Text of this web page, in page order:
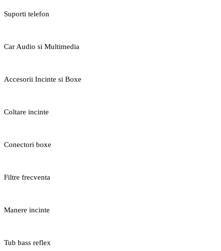
Suporti telefon
Car Audio si Multimedia
Accesorii Incinte si Boxe
Coltare incinte
Conectori boxe
Filtre frecventa
Manere incinte
Tub bass reflex